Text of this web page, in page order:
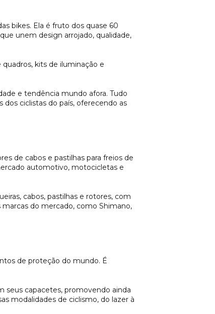
bikes. Ela é fruto dos quase 60
unem design arrojado, qualidade,
kits de iluminação e
e tendência mundo afora. Tudo
ciclistas do país, oferecendo as
de cabos e pastilhas para freios de
automotivo, motocicletas e
cabos, pastilhas e rotores, com
do mercado, como Shimano,
de proteção do mundo. É
seus capacetes, promovendo ainda
modalidades de ciclismo, do lazer à